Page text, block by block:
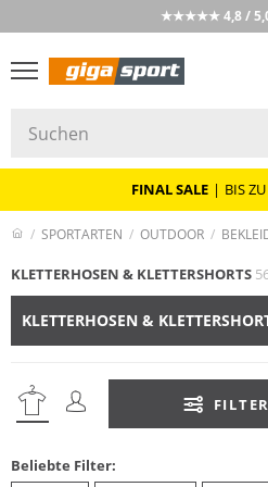
★★★★★ 4,8 / 5,0
FINAL SALE | BIS
SPORTARTEN OUTDOOR
KLETTERHOSEN & KLETTERSHORTS
KLETTERHOSEN &
Beliebte Filter: